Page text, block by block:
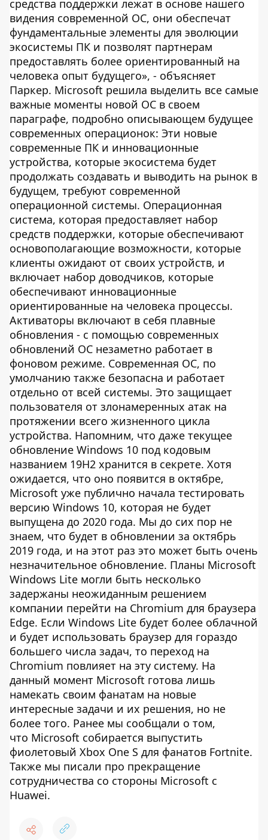
средства поддержки лежат в основе нашего
видения современной ОС, они обеспечат
фундаментальные элементы для эволюции
экосистемы ПК и позволят партнерам
предоставлять более ориентированный на
человека опыт будущего», - объясняет
Паркер. Microsoft решила выделить все самые
важные моменты новой ОС в своем
параграфе, подробно описывающем будущее
современных операционок: Эти новые
современные ПК и инновационные
устройства, которые экосистема будет
продолжать создавать и выводить на рынок в
будущем, требуют современной
операционной системы. Операционная
система, которая предоставляет набор
средств поддержки, которые обеспечивают
основополагающие возможности, которые
клиенты ожидают от своих устройств, и
включает набор доводчиков, которые
обеспечивают инновационные
ориентированные на человека процессы.
Активаторы включают в себя плавные
обновления - с помощью современных
обновлений ОС незаметно работает в
фоновом режиме. Современная ОС, по
умолчанию также безопасна и работает
отдельно от всей системы. Это защищает
пользователя от злонамеренных атак на
протяжении всего жизненного цикла
устройства. Напомним, что даже текущее
обновление Windows 10 под кодовым
названием 19H2 хранится в секрете. Хотя
ожидается, что оно появится в октябре,
Microsoft уже публично начала тестировать
версию Windows 10, которая не будет
выпущена до 2020 года. Мы до сих пор не
знаем, что будет в обновлении за октябрь
2019 года, и на этот раз это может быть очень
незначительное обновление. Планы Microsoft
Windows Lite могли быть несколько
задержаны неожиданным решением
компании перейти на Chromium для браузера
Edge. Если Windows Lite будет более облачной
и будет использовать браузер для гораздо
большего числа задач, то переход на
Chromium повлияет на эту систему. На
данный момент Microsoft готова лишь
намекать своим фанатам на новые
интересные задачи и их решения, но не
более того. Ранее мы сообщали о том,
что Microsoft собирается выпустить
фиолетовый Xbox One S для фанатов Fortnite.
Также мы писали про прекращение
сотрудничества со стороны Microsoft с
Huawei.